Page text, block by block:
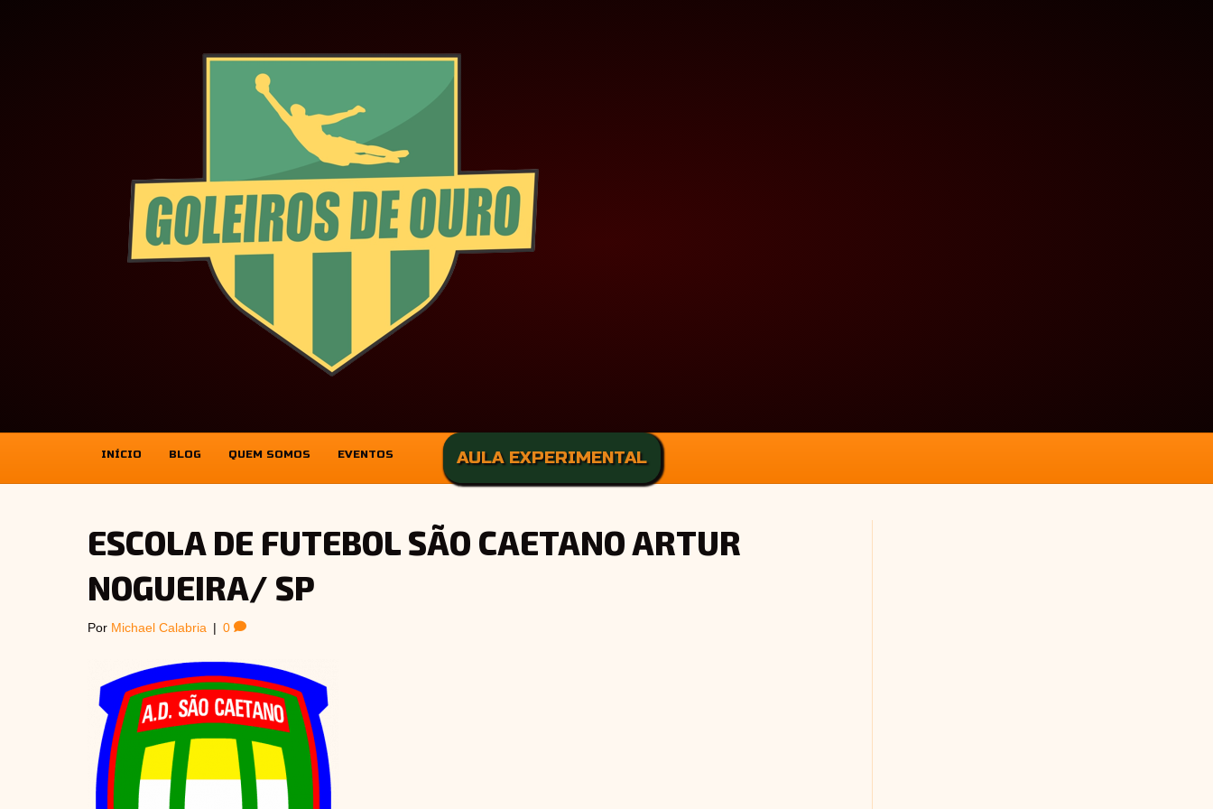
INÍCIO BLOG QUEM SOMOS EVENTOS AULA EXPERIMENTAL
ESCOLA DE FUTEBOL SÃO CAETANO ARTUR
NOGUEIRA/ SP
Por Michael Calabria | 0